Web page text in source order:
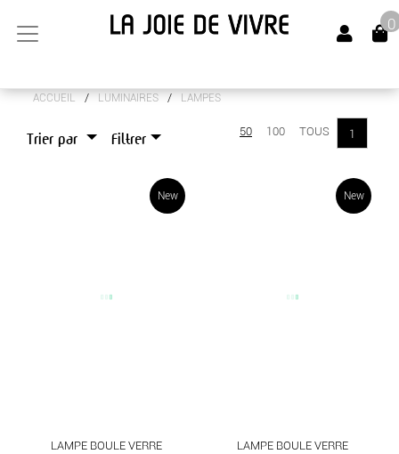
0
ACCUEIL / LUMINAIRES / LAMPES
ARTS DE LA TABLE
Filtrer
Trier par 50 100 TOUS 1
New
LAMPE BOULE VERRE
New
LAMPE BOULE VERRE